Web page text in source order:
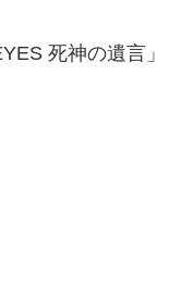
死神の遺言」